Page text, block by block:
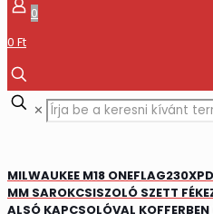
0
0 Ft
✕
MILWAUKEE M18
MM SAROKCSISZOLÓ SZETT
ALSÓ KAPCSOLÓVAL